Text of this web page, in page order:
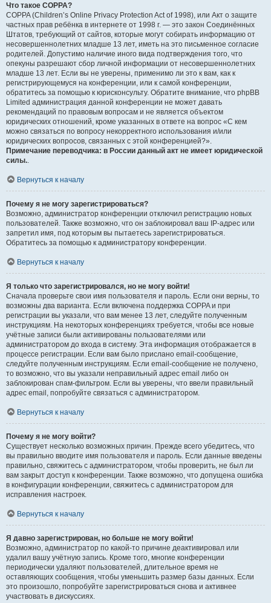
Что такое COPPA?
COPPA (Children’s Online Privacy Protection Act of 1998), или Акт о защите
частных прав ребёнка в интернете от 1998 г. — это закон Соединённых
Штатов, требующий от сайтов, которые могут собирать информацию от
несовершеннолетних младше 13 лет, иметь на это письменное согласие
родителей. Допустимо наличие иного вида подтверждения того, что
опекуны разрешают сбор личной информации от несовершеннолетних
младше 13 лет. Если вы не уверены, применимо ли это к вам, как к
регистрирующемуся на конференции, или к самой конференции,
обратитесь за помощью к юрисконсульту. Обратите внимание, что phpBB
Limited администрация данной конференции не может давать
рекомендаций по правовым вопросам и не является объектом
юридических отношений, кроме указанных в ответе на вопрос «С кем
можно связаться по вопросу некорректного использования и/или
юридических вопросов, связанных с этой конференцией?».
Примечание переводчика: в России данный акт не имеет юридической
силы.
Вернуться к началу
Почему я не могу зарегистрироваться?
Возможно, администратор конференции отключил регистрацию новых
пользователей. Также возможно, что он заблокировал ваш IP-адрес или
запретил имя, под которым вы пытаетесь зарегистрироваться.
Обратитесь за помощью к администратору конференции.
Вернуться к началу
Я только что зарегистрировался, но не могу войти!
Сначала проверьте свои имя пользователя и пароль. Если они верны, то
возможны два варианта. Если включена поддержка COPPA и при
регистрации вы указали, что вам менее 13 лет, следуйте полученным
инструкциям. На некоторых конференциях требуется, чтобы все новые
учётные записи были активированы пользователями или
администратором до входа в систему. Эта информация отображается в
процессе регистрации. Если вам было прислано email-сообщение,
следуйте полученным инструкциям. Если email-сообщение не получено,
то возможно, что вы указали неправильный адрес email либо он
заблокирован спам-фильтром. Если вы уверены, что ввели правильный
адрес email, попробуйте связаться с администратором.
Вернуться к началу
Почему я не могу войти?
Существует несколько возможных причин. Прежде всего убедитесь, что
вы правильно вводите имя пользователя и пароль. Если данные введены
правильно, свяжитесь с администратором, чтобы проверить, не был ли
вам закрыт доступ к конференции. Также возможно, что допущена ошибка
в конфигурации конференции, свяжитесь с администратором для
исправления настроек.
Вернуться к началу
Я давно зарегистрирован, но больше не могу войти!
Возможно, администратор по какой-то причине деактивировал или
удалил вашу учётную запись. Кроме того, многие конференции
периодически удаляют пользователей, длительное время не
оставляющих сообщения, чтобы уменьшить размер базы данных. Если
это произошло, попробуйте зарегистрироваться снова и активнее
участвовать в дискуссиях.